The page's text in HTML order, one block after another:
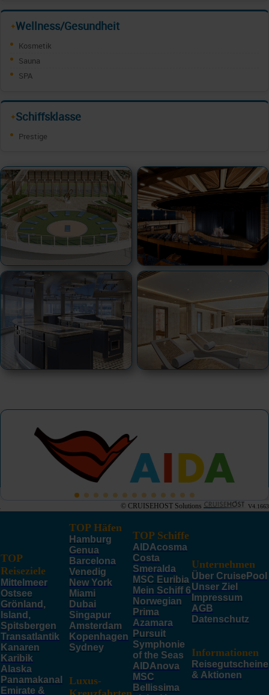
✦Wellness/Gesundheit
Kosmetik
Sauna
SPA
✦Schiffsklasse
Prestige
© CRUISEHOST Solutions V4.1663
TOP
Reiseziele
Mittelmeer
Ostsee
Grönland,
Island,
Spitsbergen
Transatlantik
Kanaren
Karibik
Alaska
Panamakanal
Emirate &
TOP Häfen
Hamburg
Genua
Barcelona
Venedig
New York
Miami
Dubai
Singapur
Amsterdam
Kopenhagen
Sydney
Luxus-
TOP Schiffe
AIDAcosma
Costa
Smeralda
MSC Euribia
Mein Schiff 6
Norwegian
Prima
Azamara
Pursuit
Symphonie
of the Seas
AIDAnova
MSC
Bellissima
Unternehmen
Über CruisePool
Unser Ziel
Impressum
AGB
Datenschutz
Informationen
Reisegutscheine
& Aktionen